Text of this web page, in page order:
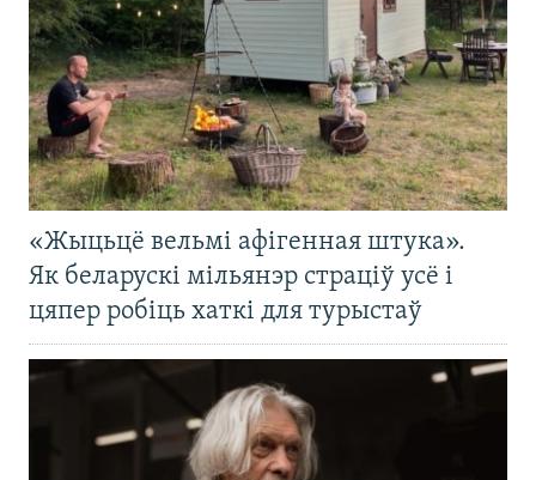
«Жыцьцё вельмі афігенная штука».
Як беларускі мільянэр страціў усё і
цяпер робіць хаткі для турыстаў